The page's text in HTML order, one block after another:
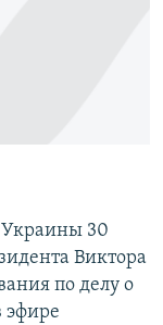
Украины 30
Виктора
по делу о
эфире